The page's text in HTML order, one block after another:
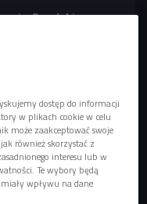
Czwórki
dostęp do informacji
w plikach cookie w celu
może zaakceptować swoje
również skorzystać z
interesu lub w
Te wybory będą
wpływu na dane